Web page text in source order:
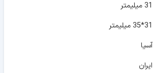
31 میلیمتر
31*35 میلیمتر
آسیا
ایران